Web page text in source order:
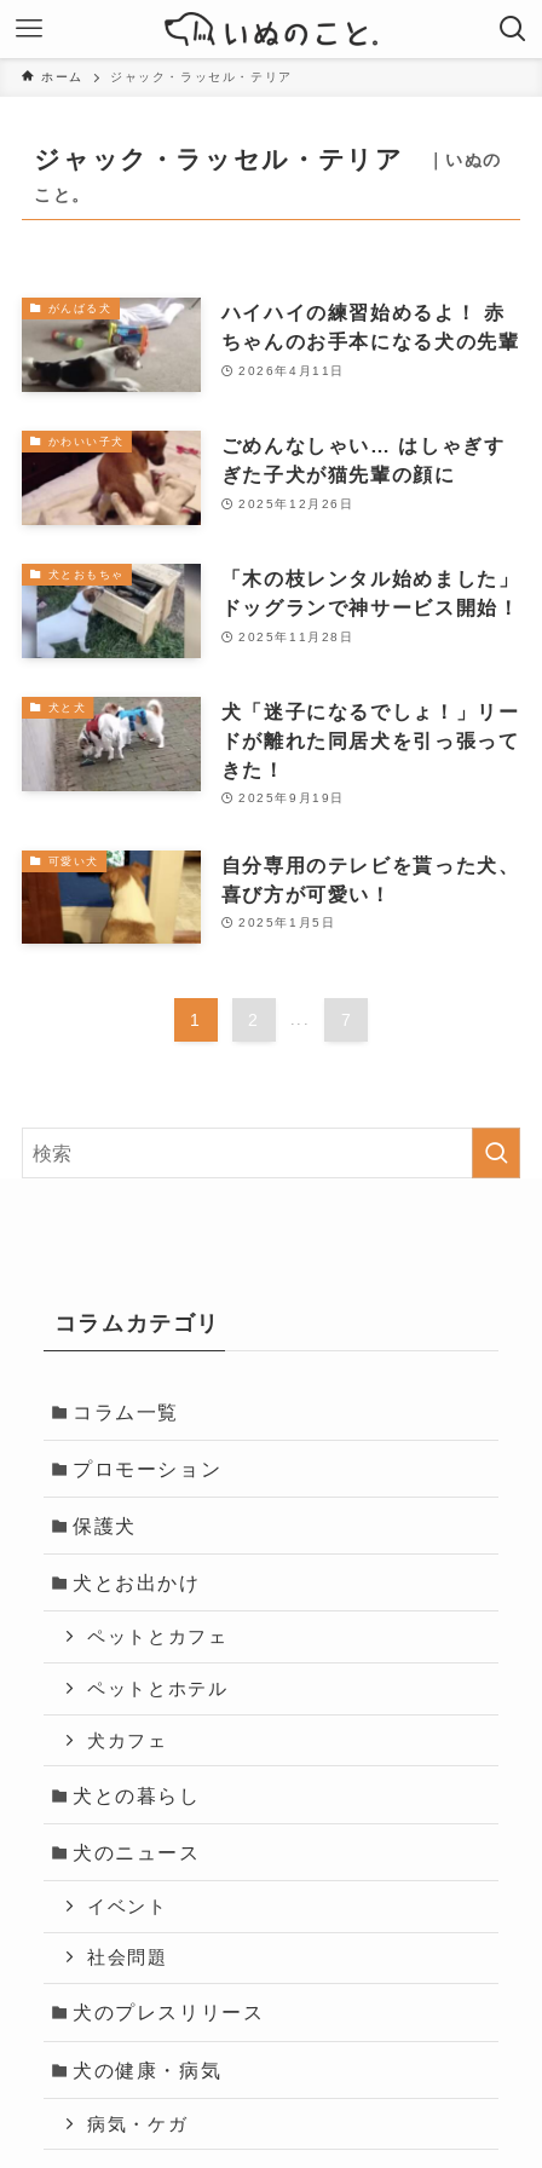
ホーム ジャック・ラッセル・テリア
ジャック・ラッセル・テリア
｜いぬの
こと。
がんばる犬
ハイハイの練習始めるよ！ 赤
ちゃんのお手本になる犬の先輩
2026年4月11日
かわいい子犬
ごめんなしゃい… はしゃぎす
ぎた子犬が猫先輩の顔に
2025年12月26日
犬とおもちゃ
「木の枝レンタル始めました」
ドッグランで神サービス開始！
2025年11月28日
犬と犬
犬「迷子になるでしょ！」リー
ドが離れた同居犬を引っ張って
きた！
2025年9月19日
可愛い犬
自分専用のテレビを貰った犬、
喜び方が可愛い！
2025年1月5日
1 2 ... 7
コラムカテゴリ
コラム一覧
プロモーション
保護犬
犬とお出かけ
ペットとカフェ
ペットとホテル
犬カフェ
犬との暮らし
犬のニュース
イベント
社会問題
犬のプレスリリース
犬の健康・病気
病気・ケガ